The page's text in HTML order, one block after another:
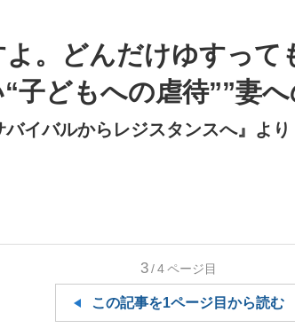
のが悲しい」『北の国から』倉本聰氏（91...
もっ
もっ
よ。どんだけゆすっ
どもへの虐待””妻
バイバルからレジスタンスへ』より
3/4ページ目
この記事を1ページ目から読む